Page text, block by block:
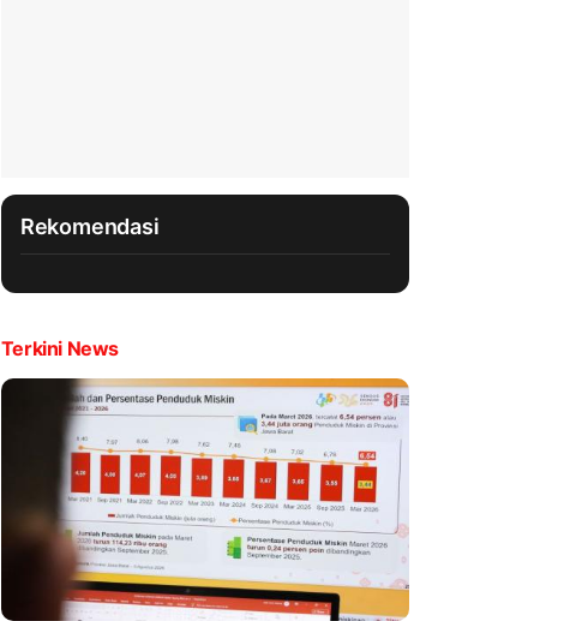
Rekomendasi
Terkini News